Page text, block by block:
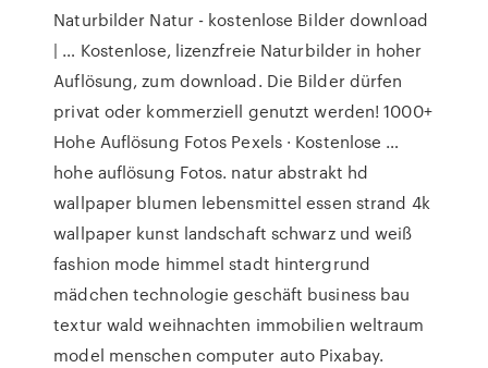
Naturbilder Natur - kostenlose Bilder download
| … Kostenlose, lizenzfreie Naturbilder in hoher
Auflösung, zum download. Die Bilder dürfen
privat oder kommerziell genutzt werden! 1000+
Hohe Auflösung Fotos Pexels · Kostenlose …
hohe auflösung Fotos. natur abstrakt hd
wallpaper blumen lebensmittel essen strand 4k
wallpaper kunst landschaft schwarz und weiß
fashion mode himmel stadt hintergrund
mädchen technologie geschäft business bau
textur wald weihnachten immobilien weltraum
model menschen computer auto Pixabay.